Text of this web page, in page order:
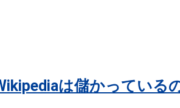
は儲かっている